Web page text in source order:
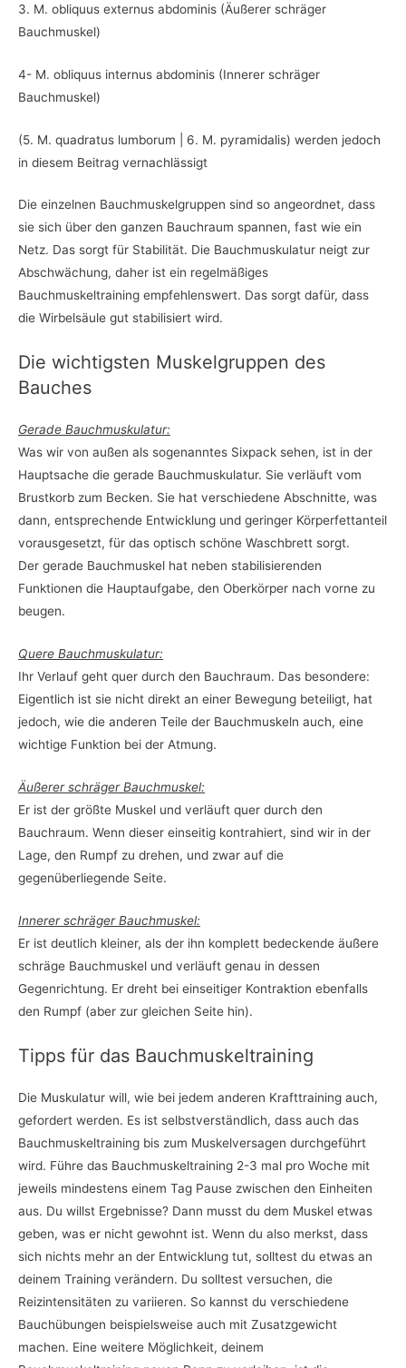
3. M. obliquus externus abdominis (Äußerer schräger
Bauchmuskel)
4- M. obliquus internus abdominis (Innerer schräger
Bauchmuskel)
(5. M. quadratus lumborum | 6. M. pyramidalis) werden jedoch
in diesem Beitrag vernachlässigt
Die einzelnen Bauchmuskelgruppen sind so angeordnet, dass
sie sich über den ganzen Bauchraum spannen, fast wie ein
Netz. Das sorgt für Stabilität. Die Bauchmuskulatur neigt zur
Abschwächung, daher ist ein regelmäßiges
Bauchmuskeltraining empfehlenswert. Das sorgt dafür, dass
die Wirbelsäule gut stabilisiert wird.
Die wichtigsten Muskelgruppen des
Bauches
Gerade Bauchmuskulatur:
Was wir von außen als sogenanntes Sixpack sehen, ist in der
Hauptsache die gerade Bauchmuskulatur. Sie verläuft vom
Brustkorb zum Becken. Sie hat verschiedene Abschnitte, was
dann, entsprechende Entwicklung und geringer Körperfettanteil
vorausgesetzt, für das optisch schöne Waschbrett sorgt.
Der gerade Bauchmuskel hat neben stabilisierenden
Funktionen die Hauptaufgabe, den Oberkörper nach vorne zu
beugen.
Quere Bauchmuskulatur:
Ihr Verlauf geht quer durch den Bauchraum. Das besondere:
Eigentlich ist sie nicht direkt an einer Bewegung beteiligt, hat
jedoch, wie die anderen Teile der Bauchmuskeln auch, eine
wichtige Funktion bei der Atmung.
Äußerer schräger Bauchmuskel:
Er ist der größte Muskel und verläuft quer durch den
Bauchraum. Wenn dieser einseitig kontrahiert, sind wir in der
Lage, den Rumpf zu drehen, und zwar auf die
gegenüberliegende Seite.
Innerer schräger Bauchmuskel:
Er ist deutlich kleiner, als der ihn komplett bedeckende äußere
schräge Bauchmuskel und verläuft genau in dessen
Gegenrichtung. Er dreht bei einseitiger Kontraktion ebenfalls
den Rumpf (aber zur gleichen Seite hin).
Tipps für das Bauchmuskeltraining
Die Muskulatur will, wie bei jedem anderen Krafttraining auch,
gefordert werden. Es ist selbstverständlich, dass auch das
Bauchmuskeltraining bis zum Muskelversagen durchgeführt
wird. Führe das Bauchmuskeltraining 2-3 mal pro Woche mit
jeweils mindestens einem Tag Pause zwischen den Einheiten
aus. Du willst Ergebnisse? Dann musst du dem Muskel etwas
geben, was er nicht gewohnt ist. Wenn du also merkst, dass
sich nichts mehr an der Entwicklung tut, solltest du etwas an
deinem Training verändern. Du solltest versuchen, die
Reizintensitäten zu variieren. So kannst du verschiedene
Bauchübungen beispielsweise auch mit Zusatzgewicht
machen. Eine weitere Möglichkeit, deinem